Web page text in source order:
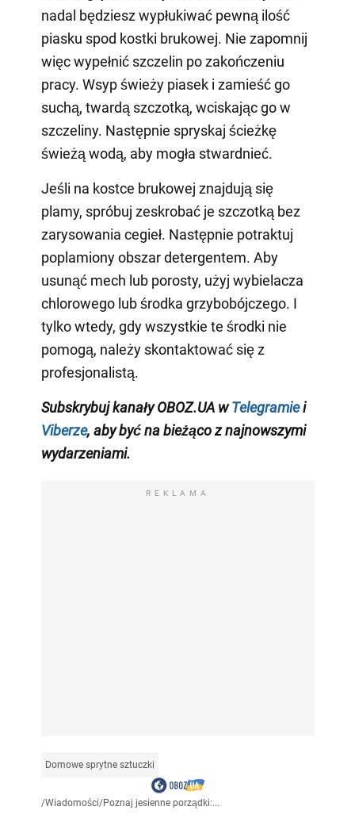
nadal będziesz wypłukiwać pewną ilość
piasku spod kostki brukowej. Nie zapomnij
więc wypełnić szczelin po zakończeniu
pracy. Wsyp świeży piasek i zamieść go
suchą, twardą szczotką, wciskając go w
szczeliny. Następnie spryskaj ścieżkę
świeżą wodą, aby mogła stwardnieć.
Jeśli na kostce brukowej znajdują się
plamy, spróbuj zeskrobać je szczotką bez
zarysowania cegieł. Następnie potraktuj
poplamiony obszar detergentem. Aby
usunąć mech lub porosty, użyj wybielacza
chlorowego lub środka grzybobójczego. I
tylko wtedy, gdy wszystkie te środki nie
pomogą, należy skontaktować się z
profesjonalistą.
Subskrybuj kanały OBOZ.UA wTelegramiei
Viberze, aby być na bieżąco z najnowszymi
wydarzeniami.
REKLAMA
Domowe sprytne sztuczki
/Wiadomości/Poznaj jesienne porządki:...